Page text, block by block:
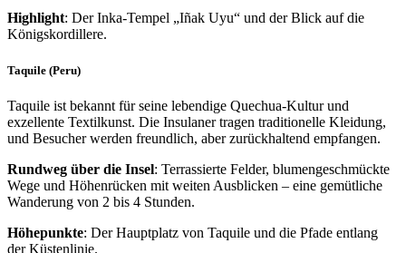
Highlight: Der Inka-Tempel „Iñak Uyu“ und der Blick auf die
Königskordillere.
Taquile (Peru)
Taquile ist bekannt für seine lebendige Quechua-Kultur und
exzellente Textilkunst. Die Insulaner tragen traditionelle Kleidung,
und Besucher werden freundlich, aber zurückhaltend empfangen.
Rundweg über die Insel: Terrassierte Felder, blumengeschmückte
Wege und Höhenrücken mit weiten Ausblicken – eine gemütliche
Wanderung von 2 bis 4 Stunden.
Höhepunkte: Der Hauptplatz von Taquile und die Pfade entlang
der Küstenlinie.